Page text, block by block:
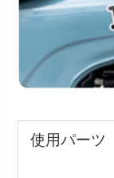
使用パーツ